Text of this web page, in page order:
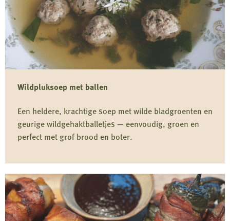
Wildpluksoep met ballen
Een heldere, krachtige soep met wilde bladgroenten en
geurige wildgehaktballetjes — eenvoudig, groen en
perfect met grof brood en boter.
meer
over
Wildpluksoep